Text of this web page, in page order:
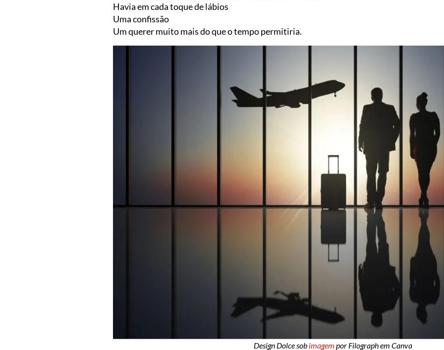
Havia em cada toque de lábios
Uma confissão
Um querer muito mais do que o tempo permitiria.
Design Dolce sob imagem por Filograph em Canva